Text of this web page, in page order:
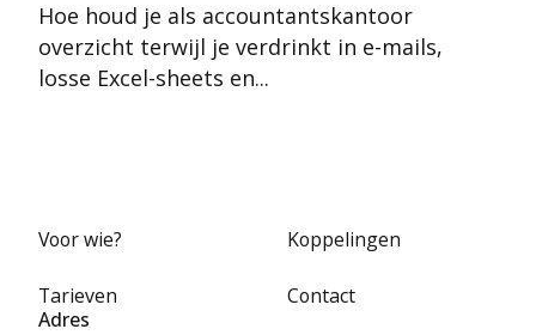
Hoe houd je als accountantskantoor
overzicht terwijl je verdrinkt in e-mails,
losse Excel-sheets en...
Voor wie? Koppelingen
Tarieven
Contact
Adres